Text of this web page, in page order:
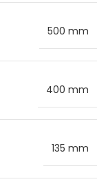
500 mm
400 mm
135 mm